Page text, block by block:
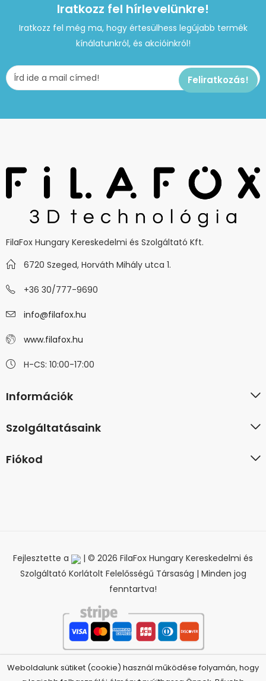
Iratkozz fel hírlevelünkre!
Iratkozz fel még ma, hogy értesülhess legújabb termék
kínálatunkról, és akcióinkról!
FilaFox Hungary Kereskedelmi és Szolgáltató Kft.
6720 Szeged, Horváth Mihály utca 1.
+36 30/777-9690
info@filafox.hu
www.filafox.hu
H-CS: 10:00-17:00
Információk
Szolgáltatásaink
Fiókod
Fejlesztette a
| © 2026 FilaFox Hungary Kereskedelmi és
Szolgáltató Korlátolt Felelősségű Társaság | Minden jog
fenntartva!
Weboldalunk sütiket (cookie) használ működése folyamán, hogy